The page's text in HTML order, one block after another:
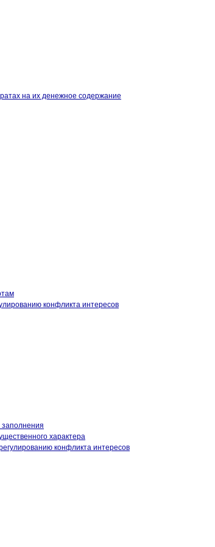
на их денежное содержание
конфликта интересов
характера
конфликта интересов